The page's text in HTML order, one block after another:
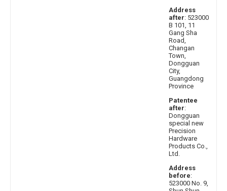
Address
after: 523000
B 101, 11
Gang Sha
Road,
Changan
Town,
Dongguan
City,
Guangdong
Province
Patentee
after:
Dongguan
special new
Precision
Hardware
Products Co.,
Ltd.
Address
before:
523000 No. 9,